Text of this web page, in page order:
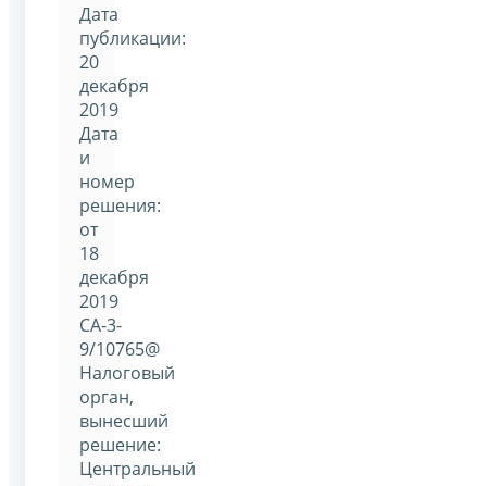
Дата
публикации:
20
декабря
2019
Дата
и
номер
решения:
от
18
декабря
2019
СА-3-
9/10765@
Налоговый
орган,
вынесший
решение:
Центральный